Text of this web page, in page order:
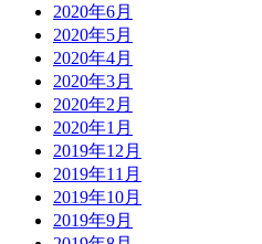
2020年6月
2020年5月
2020年4月
2020年3月
2020年2月
2020年1月
2019年12月
2019年11月
2019年10月
2019年9月